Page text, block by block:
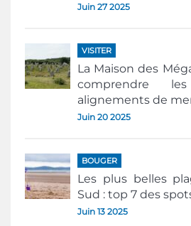
Juin 27 2025
VISITER
La Maison des
comprendre
alignements de
Juin 20 2025
BOUGER
Les plus belles
Sud : top 7 des
Juin 13 2025